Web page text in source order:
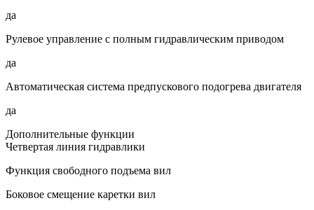
да
Рулевое управление с полным гидравлическим приводом
да
Автоматическая система предпускового подогрева двигателя
да
Дополнительные функции
Четвертая линия гидравлики
Функция свободного подъема вил
Боковое смещение каретки вил